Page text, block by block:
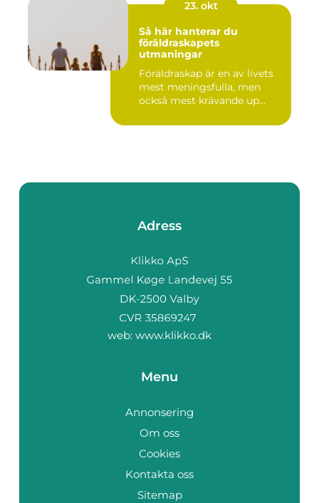
23. okt
Så här hanterar du
föräldraskapets
utmaningar
Föräldraskap är en av livets
mest meningsfulla, men
också mest krävande up...
Adress
web: www.klikko.dk
Menu
Annonsering
Om oss
Cookies
Kontakta oss
Sitemap